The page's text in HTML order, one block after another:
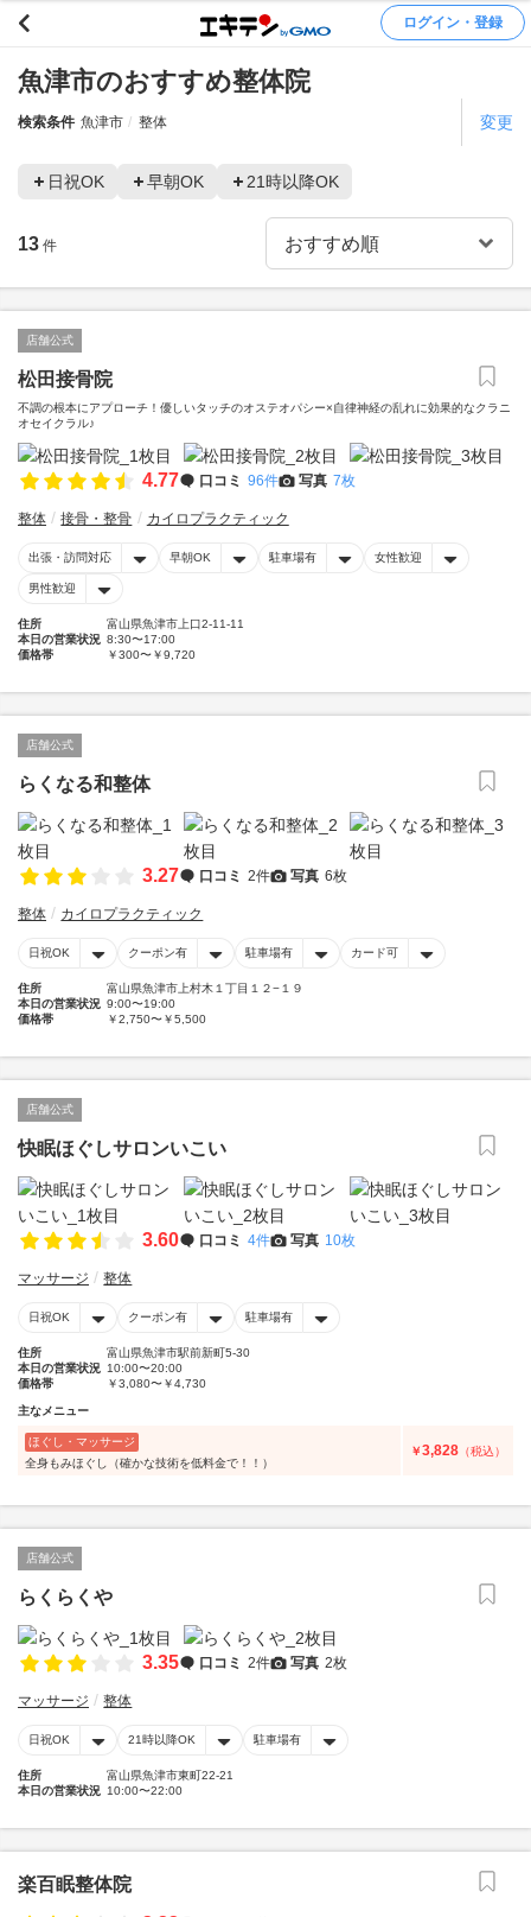
ログイン・登録
魚津市のおすすめ整体院
検索条件 魚津市 整体 変更
日祝OK 早朝OK 21時以降OK
13 件
店舗公式
松田接骨院
不調の根本にアプローチ！優しいタッチのオステオパシー×自律神経の乱れに効果的なクラニ
オセイクラル♪
4.77 口コミ 96件 写真 7枚
整体 接骨・整骨 カイロプラクティック
出張・訪問対応 早朝OK 駐車場有 女性歓迎
男性歓迎
住所
富山県魚津市上口2-11-11
本日の営業状況 8:30〜17:00
価格帯
￥300〜￥9,720
店舗公式
らくなる和整体
3.27 口コミ 2件 写真 6枚
整体 カイロプラクティック
日祝OK クーポン有 駐車場有 カード可
住所
富山県魚津市上村木１丁目１２−１９
本日の営業状況 9:00〜19:00
価格帯
￥2,750〜￥5,500
店舗公式
快眠ほぐしサロンいこい
3.60 口コミ 4件 写真 10枚
マッサージ 整体
日祝OK クーポン有 駐車場有
住所
富山県魚津市駅前新町5-30
本日の営業状況 10:00〜20:00
価格帯
￥3,080〜￥4,730
主なメニュー
ほぐし・マッサージ
全身もみほぐし（確かな技術を低料金で！！）
￥3,828 （税込）
店舗公式
らくらくや
3.35 口コミ 2件 写真 2枚
マッサージ 整体
日祝OK 21時以降OK 駐車場有
住所
富山県魚津市東町22-21
本日の営業状況 10:00〜22:00
楽百眠整体院